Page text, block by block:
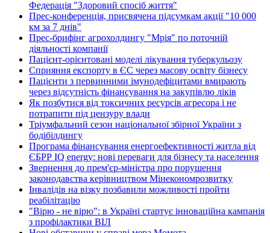
Федерація "Здоровий спосіб життя"
Прес-конференція, присвячена підсумкам акції "10 000
км за 7 днів"
Прес-брифінг агрохолдингу "Мрія" по поточній
діяльності компанії
Пацієнт-орієнтовані моделі лікування туберкульозу
Сприяння експорту в ЄС через масову освіту бізнесу
Пацієнти з первинними імунодефіцитами вмирають
через відсутність фінансування на закупівлю ліків
Як позбутися від токсичних ресурсів агресора і не
потрапити під цензуру влади
Тріумфальний сезон національної збірної України з
бодібілдингу
Програма фінансування енергоефективності житла від
ЄБРР IQ energy: нові переваги для бізнесу та населення
Звернення до прем'єр-міністра про порушення
законодавства керівництвом Мінекономрозвитку
Інвалідів на візку позбавили можливості пройти
реабілітацію
"Вірю - не вірю": в Україні стартує інноваційна кампанія
з профілактики ВІЛ